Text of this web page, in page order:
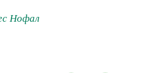
Нофал